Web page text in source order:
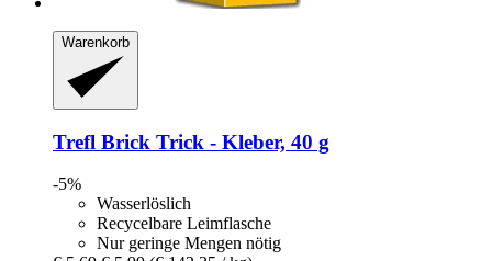
Warenkorb
Trefl Brick Trick -​ Kleber, 40 g
-5%
Wasserlöslich
Recycelbare Leimflasche
Nur geringe Mengen nötig